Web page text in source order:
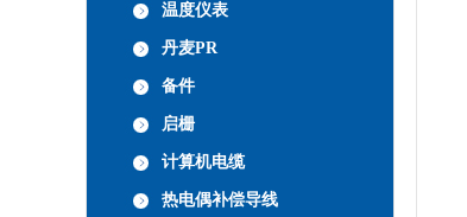
温度仪表
丹麦PR
备件
启栅
计算机电缆
热电偶补偿导线